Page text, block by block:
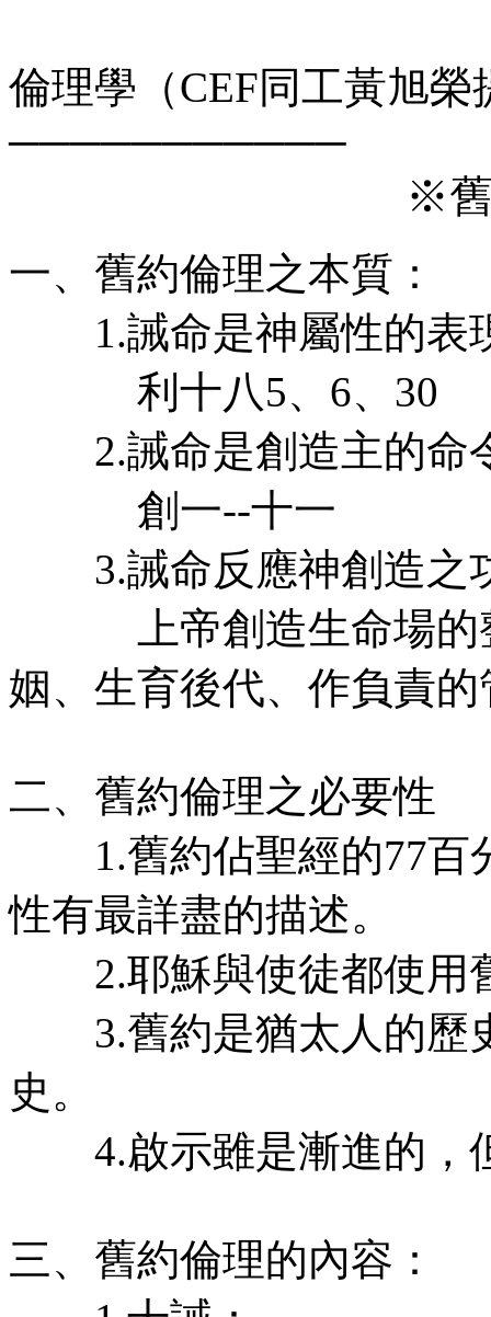
倫理學（CEF同工黃旭
───────────
※
一、舊約倫理之本質：
1.誡命是神屬性的表
利十八5、6、30
2.誡命是創造主的命
創一--十一
3.誡命反應神創造之
上帝創造生命場的整
姻、生育後代、作負責
二、舊約倫理之必要性
1.舊約佔聖經的77百
性有最詳盡的描述。
2.耶穌與使徒都使用
3.舊約是猶太人的歷
史。
4.啟示雖是漸進的，
三、舊約倫理的內容：